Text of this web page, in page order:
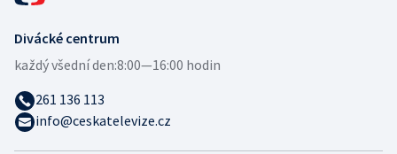
Divácké centrum
každý všední den:8:00—16:00 hodin
261 136 113
info@ceskatelevize.cz